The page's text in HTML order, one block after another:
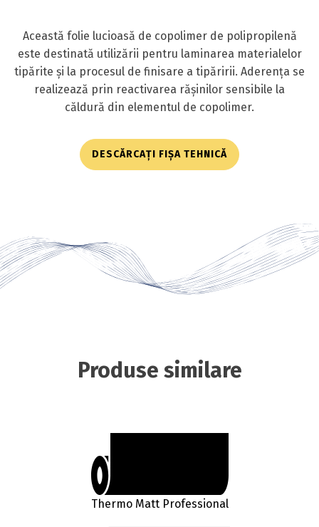
Această folie lucioasă de copolimer de polipropilenă
este destinată utilizării pentru laminarea materialelor
tipărite și la procesul de finisare a tipăririi. Aderența se
realizează prin reactivarea rășinilor sensibile la
căldură din elementul de copolimer.
DESCĂRCAȚI FIȘA TEHNICĂ
Produse similare
Thermo Matt Professional